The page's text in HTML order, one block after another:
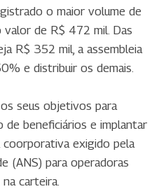
o maior volume de
valor de R$ 472 mil. Das
R$ 352 mil, a assembleia
e distribuir os demais.
seus objetivos para
beneficiários e implantar
exigido pela
(ANS) para operadoras
carteira.